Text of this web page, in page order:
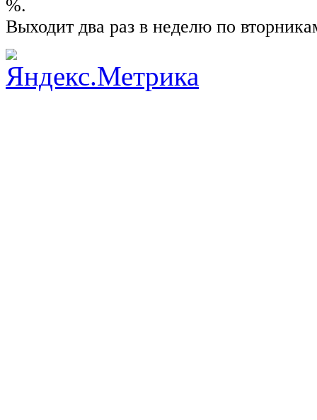
%.
Выходит два раз в неделю по